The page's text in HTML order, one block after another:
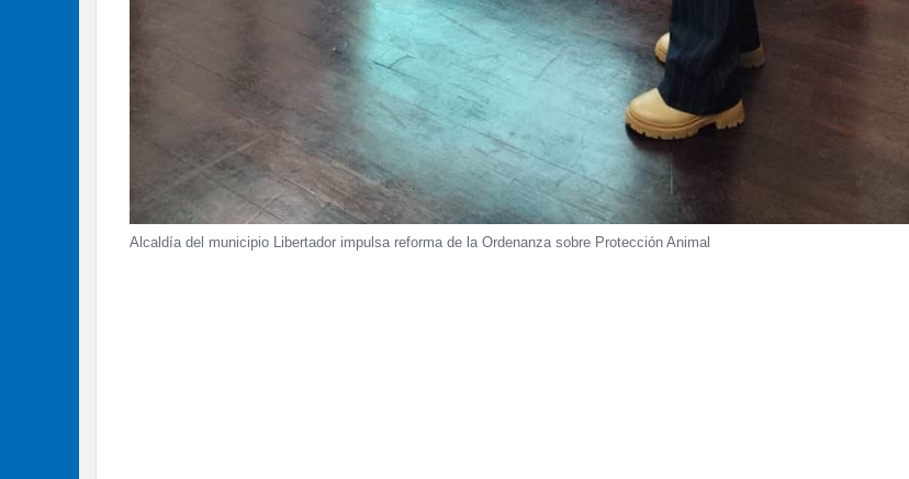
Alcaldía del municipio Libertador impulsa reforma de la Ordenanza sobre Protección Animal